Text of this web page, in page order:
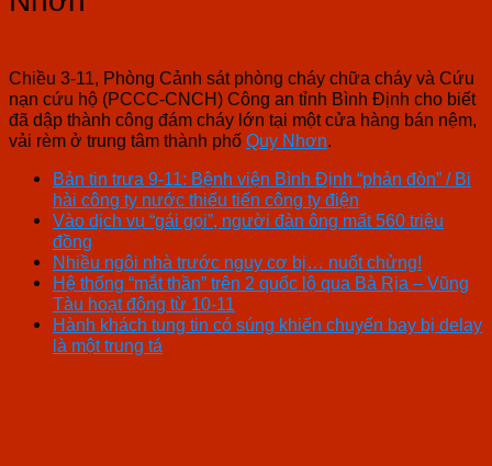
Chiều 3-11, Phòng Cảnh sát phòng cháy chữa cháy và Cứu
nạn cứu hộ (PCCC-CNCH) Công an tỉnh Bình Định cho biết
đã dập thành công đám cháy lớn tại một cửa hàng bán nệm,
vải rèm ở trung tâm thành phố Quy Nhơn.
Bản tin trưa 9-11: Bệnh viện Bình Định “phản đòn” / Bi
hài công ty nước thiếu tiến công ty điện
Vào dịch vụ “gái gọi”, người đàn ông mất 560 triệu
đồng
Nhiều ngôi nhà trước nguy cơ bị… nuốt chửng!
Hệ thống “mắt thần” trên 2 quốc lộ qua Bà Rịa – Vũng
Tàu hoạt động từ 10-11
Hành khách tung tin có súng khiến chuyến bay bị delay
là một trung tá